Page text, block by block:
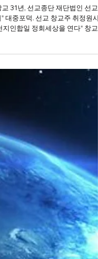
31년 신성회복대법회 / 솔
천
31년, 선교종단 재단법인 선교
대중포덕. 선교 창교주 취정원사,
지인합일 정회세상을 연다” 창교
” 창교절 법문